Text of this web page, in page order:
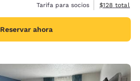
Tarifa para socios
Ver detalles
$128 total
Reservar ahora